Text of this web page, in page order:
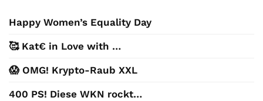
Happy Women’s Equality Day
🥰 Kat€ in Love with …
😱 OMG! Krypto-Raub XXL
400 PS! Diese WKN rockt…